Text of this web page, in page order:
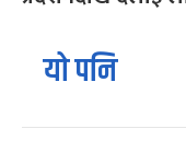
यो पनि